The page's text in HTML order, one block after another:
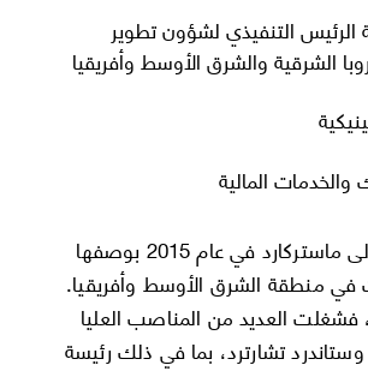
الرئيس التنفيذي لشؤون تطوير
الشرقية والشرق الأوسط وأفريقيا
والخدمات المالية
انضمت أجمل إلى ماستركارد في عام 2015 بوصفها
في منطقة الشرق الأوسط وأفريقيا.
فشغلت العديد من المناصب العليا
تشارترد، بما في ذلك رئيسة